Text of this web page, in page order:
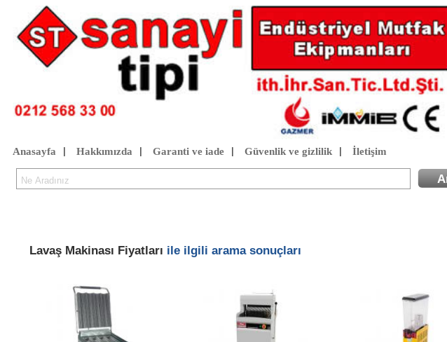
Anasayfa Hakkımızda Garanti ve iade Güvenlik ve gizlilik| İletişim
Lavaş Makinası Fiyatları ile ilgili arama sonuçları